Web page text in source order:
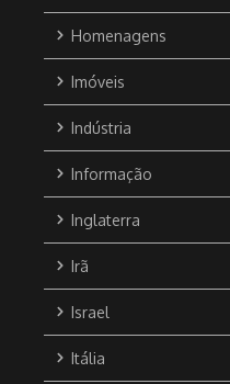
Homenagens
Imóveis
Indústria
Informação
Inglaterra
Irã
Israel
Itália